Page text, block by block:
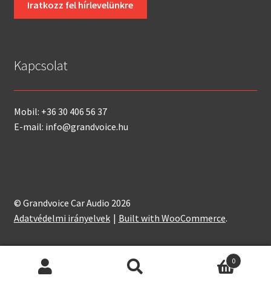
Kapcsolat
Mobil: +36 30 406 56 37
E-mail: info@grandvoice.hu
© Grandvoice Car Audio 2026
Adatvédelmi irányelvek
Built with WooCommerce.
Keresés
0